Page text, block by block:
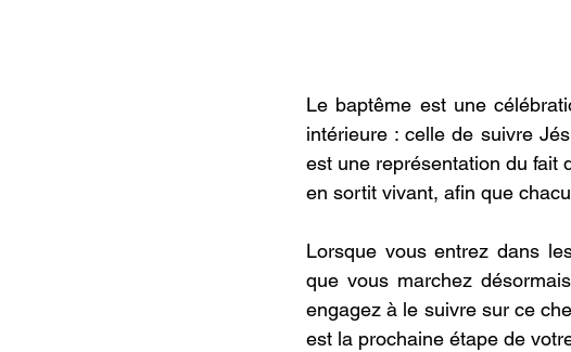
Le baptême est une
intérieure : celle de suivre
est une représentation du fait
en sortit vivant, afin que
Lorsque vous entrez dans
que vous marchez
engagez à le suivre sur ce
est la prochaine étape de